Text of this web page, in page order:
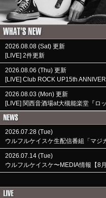
2026.08.08 (Sat) 更新
[LIVE] 2件更新
2026.08.06 (Thu) 更新
[LIVE] Club ROCK UP15th
2026.08.03 (Mon) 更新
[LIVE] 関西音酒場at大槻能楽堂『ロ
2026.07.28 (Tue)
ウルフルケイスケ生配信番組「マジ
2026.07.14 (Tue)
ウルフルケイスケ〜MEDIA情報【8月